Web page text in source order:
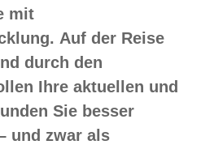
mit
Auf der Reise
durch den
Ihre aktuellen und
Sie besser
und zwar als